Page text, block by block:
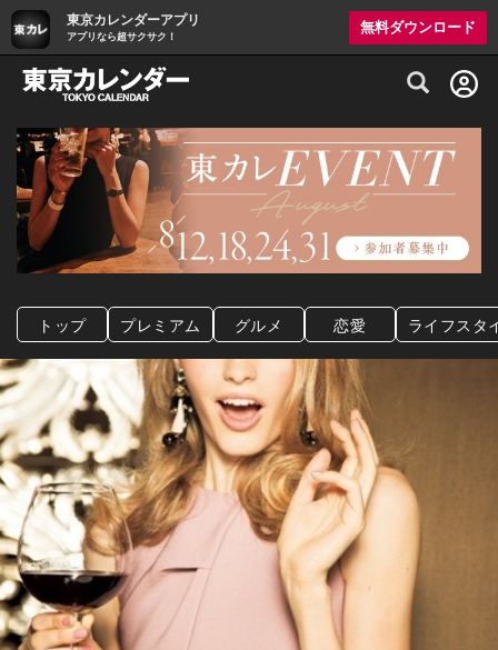
東京カレンダーアプリ
アプリなら超サクサク！
無料ダウンロード
グルメ情報・プレミアムレストラン予約
トップ プレミアム グルメ 恋愛 ライフスタ